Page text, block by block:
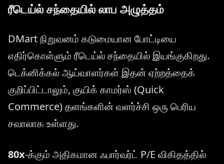
ரீடெய்ல் சந்தையில் லாப அழுத்தம்
DMart நிறுவனம் கடுமையான போட்டியை
எதிர்கொள்ளும் ரீடெய்ல் சந்தையில் இயங்குகிறது.
டெக்னிக்கல் ஆய்வாளர்கள் இதன் ஏற்றத்தைக்
குறிப்பிட்டாலும், குயிக் காமர்ஸ் (Quick
Commerce) தளங்களின் வளர்ச்சி ஒரு பெரிய
சவாலாக உள்ளது.
80x-க்கும் அதிகமான ஃபார்வர்ட் P/E விகிதத்தில்